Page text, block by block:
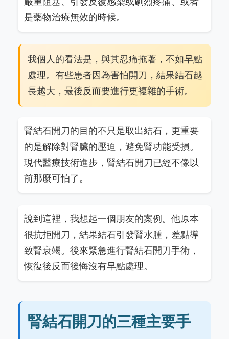
是藥物治療無效的時候。
我個人的看法是，與其忍痛拖著，不如早點
處理。有些患者因為害怕開刀，結果結石越
長越大，最後反而要進行更複雜的手術。
腎結石開刀的目的不只是取出結石，更重要
的是解除對腎臟的壓迫，避免腎功能受損。
現代醫療技術進步，腎結石開刀已經不像以
前那麼可怕了。
說到這裡，我想起一個朋友的案例。他原本
很抗拒開刀，結果結石引發腎水腫，差點導
致腎衰竭。後來緊急進行腎結石開刀手術，
恢復後反而後悔沒有早點處理。
腎結石開刀的三種主要手